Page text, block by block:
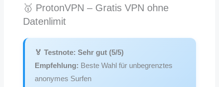
🥇 ProtonVPN – Gratis VPN ohne
Datenlimit
🏅 Testnote: Sehr gut (5/5)
Empfehlung: Beste Wahl für unbegrenztes
anonymes Surfen